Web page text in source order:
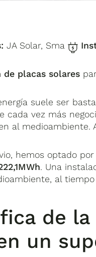
JA Solar, Sma
placas solares
suele ser
cada vez más
al
hemos optado
. Una
al
de
un